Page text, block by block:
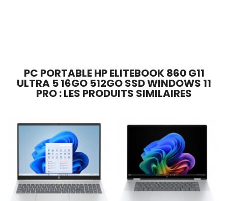
PC PORTABLE HP ELITEBOOK 860 G11
ULTRA 5 16GO 512GO SSD WINDOWS 11
PRO : LES PRODUITS SIMILAIRES